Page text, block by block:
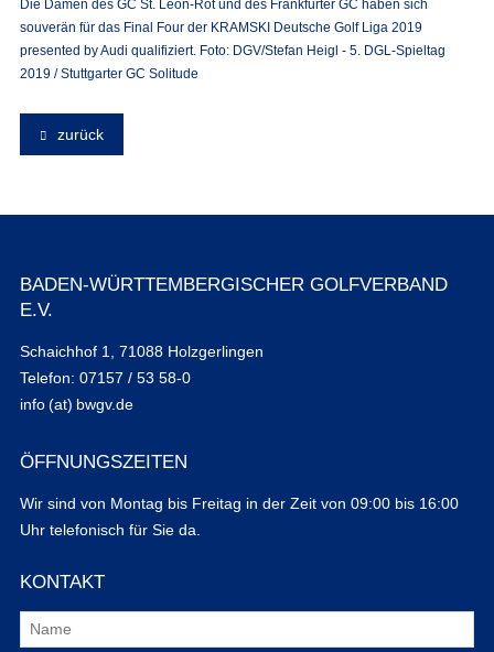
Die Damen des GC St. Leon-Rot und des Frankfurter GC haben sich
souverän für das Final Four der KRAMSKI Deutsche Golf Liga 2019
presented by Audi qualifiziert. Foto: DGV/Stefan Heigl - 5. DGL-Spieltag
2019 / Stuttgarter GC Solitude
zurück
BADEN-WÜRTTEMBERGISCHER GOLFVERBAND
E.V.
Schaichhof 1, 71088 Holzgerlingen
Telefon: 07157 / 53 58-0
info (at) bwgv.de
ÖFFNUNGSZEITEN
Wir sind von Montag bis Freitag in der Zeit von 09:00 bis 16:00
Uhr telefonisch für Sie da.
KONTAKT